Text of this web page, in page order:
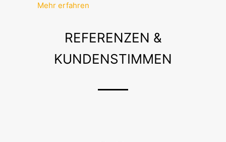
Mehr erfahren
REFERENZEN &
KUNDENSTIMMEN